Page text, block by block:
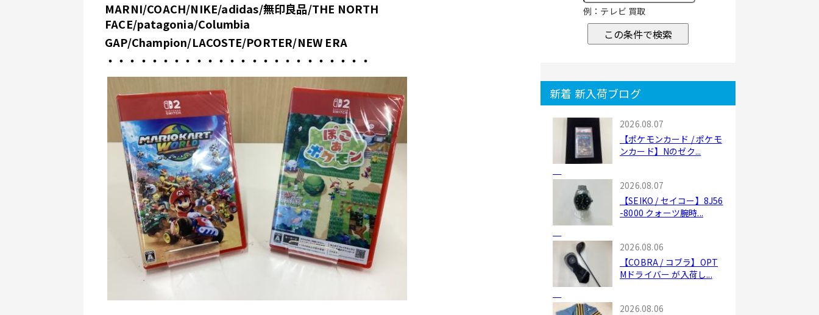
MARNI/COACH/NIKE/adidas/無印良品/THE NORTH
FACE/patagonia/Columbia
GAP/Champion/LACOSTE/PORTER/NEW ERA
・・・・・・・・・・・・・・・・・・・・・・・・
例：テレビ 買取
この条件で検索
新着 新入荷ブログ
2026.08.07
【ポケモンカード / ポケモ
ンカード】Nのゼク...
2026.08.07
【SEIKO / セイコー】8J56
-8000 クォーツ腕時...
2026.08.06
【COBRA / コブラ】OPT
Mドライバー が入荷し...
2026.08.06